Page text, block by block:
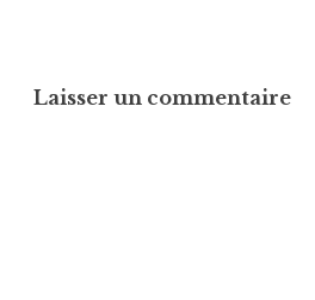
Laisser un commentaire